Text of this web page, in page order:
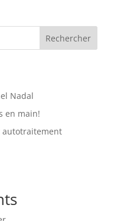
Rechercher
Nadal
en main!
autotraitement